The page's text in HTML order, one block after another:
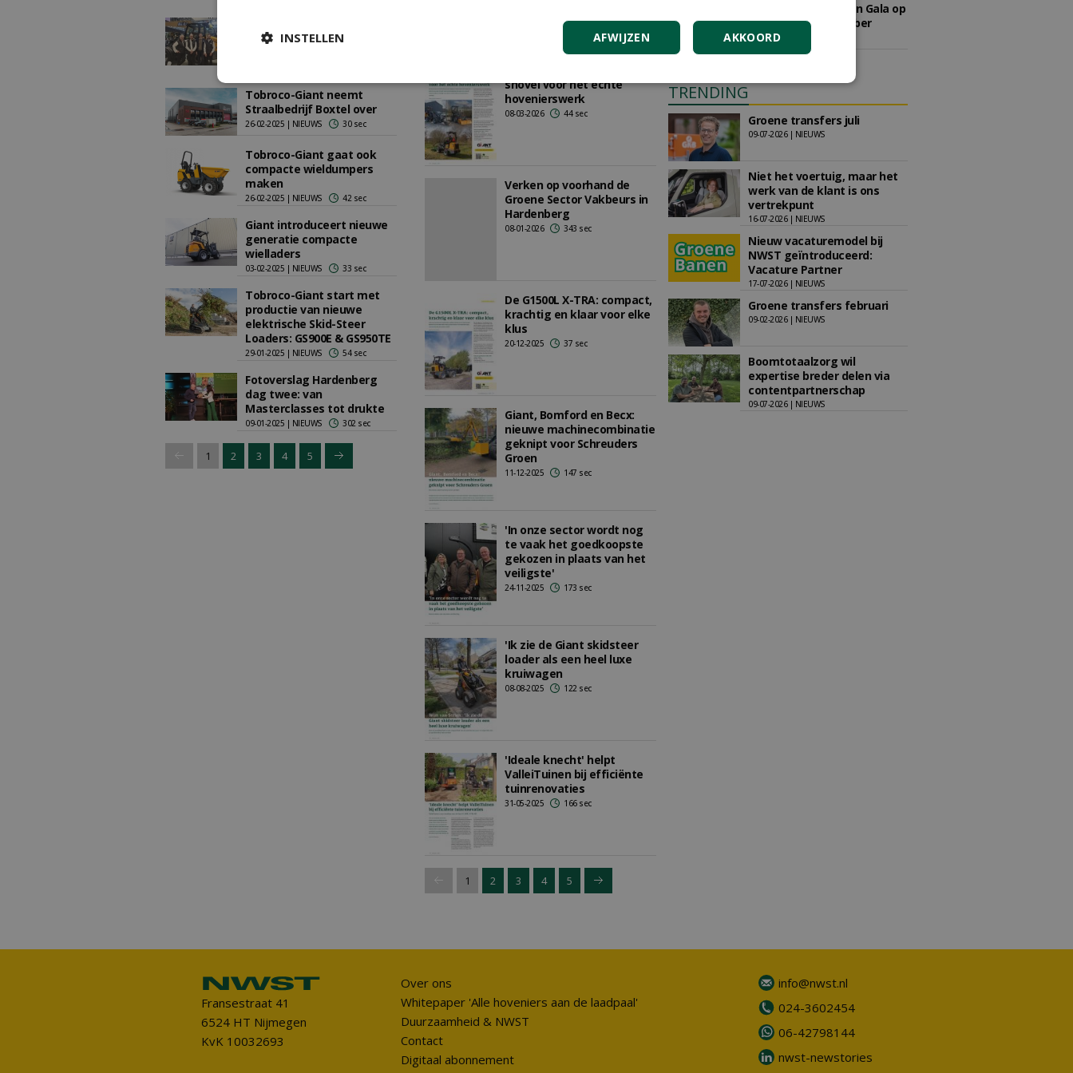
rechtszaak tegen Chinese
Tobroco-Giant neemt
Straalbedrijf Boxtel over
26-02-2025 | NIEUWS 30 sec
Tobroco-Giant gaat ook
compacte wieldumpers
maken
26-02-2025 | NIEUWS 42 sec
Giant introduceert nieuwe
generatie compacte
wielladers
03-02-2025 | NIEUWS 33 sec
Tobroco-Giant start met
productie van nieuwe
elektrische Skid-Steer
Loaders: GS900E & GS950TE
29-01-2025 | NIEUWS 54 sec
Fotoverslag Hardenberg
dag twee: van
Masterclasses tot drukte
09-01-2025 | NIEUWS 302 sec
1 2 3 4 5
shovel voor het echte
hovenierswerk
08-03-2026 44 sec
Verken op voorhand de
Groene Sector Vakbeurs in
Hardenberg
08-01-2026 343 sec
De G1500L X-TRA: compact,
krachtig en klaar voor elke
klus
20-12-2025 37 sec
Giant, Bomford en Becx:
nieuwe machinecombinatie
geknipt voor Schreuders
Groen
11-12-2025 147 sec
'In onze sector wordt nog
te vaak het goedkoopste
gekozen in plaats van het
veiligste'
24-11-2025 173 sec
'Ik zie de Giant skidsteer
loader als een heel luxe
kruiwagen
08-08-2025 122 sec
'Ideale knecht' helpt
ValleiTuinen bij efficiënte
tuinrenovaties
31-05-2025 166 sec
1 2 3 4 5
Save the Date: Green Gala op
woensdag 2 december
woensdag 2 december 2026
TRENDING
Groene transfers juli
09-07-2026 | NIEUWS
Niet het voertuig, maar het
werk van de klant is ons
vertrekpunt
16-07-2026 | NIEUWS
Nieuw vacaturemodel bij
NWST geïntroduceerd:
Vacature Partner
17-07-2026 | NIEUWS
Groene transfers februari
09-02-2026 | NIEUWS
Boomtotaalzorg wil
expertise breder delen via
contentpartnerschap
09-07-2026 | NIEUWS
Fransestraat 41
6524 HT Nijmegen
KvK 10032693
Over ons
Whitepaper 'Alle hoveniers aan de laadpaal'
Duurzaamheid & NWST
Contact
Digitaal abonnement
info@nwst.nl
024-3602454
06-42798144
nwst-newstories
AKKOORD
AFWIJZEN
INSTELLEN